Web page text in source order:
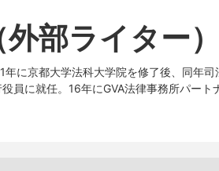
部ライター）
に京都大学法科大学院を修了後、同年
員に就任。16年にGVA法律事務所パート